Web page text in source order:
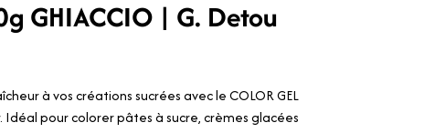
GHIACCIO | G. Detou
à vos créations sucrées avec le COLOR GEL
Idéal pour colorer pâtes à sucre, crèmes glacées